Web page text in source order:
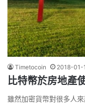
Timetocoin 2018-01-
比特幣於房地產
雖然加密貨幣對很多人